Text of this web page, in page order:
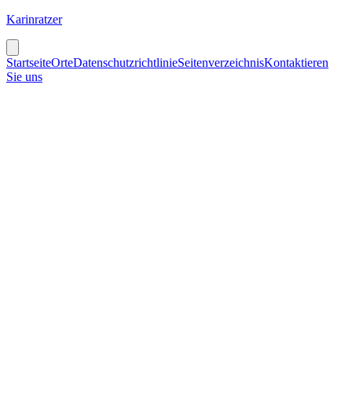
Karinratzer
StartseiteOrteDatenschutzrichtlinieSeitenverzeichnisKontaktieren
Sie uns